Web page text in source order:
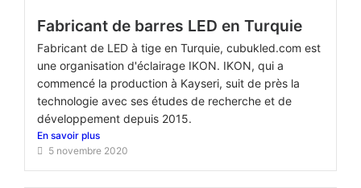
Fabricant de barres LED en Turquie
Fabricant de LED à tige en Turquie, cubukled.com est
une organisation d'éclairage IKON. IKON, qui a
commencé la production à Kayseri, suit de près la
technologie avec ses études de recherche et de
développement depuis 2015.
En savoir plus
5 novembre 2020